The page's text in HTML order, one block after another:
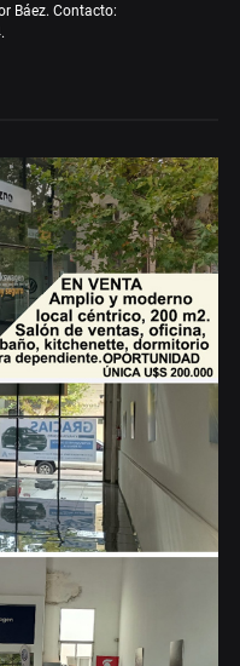
Báez. Contacto: